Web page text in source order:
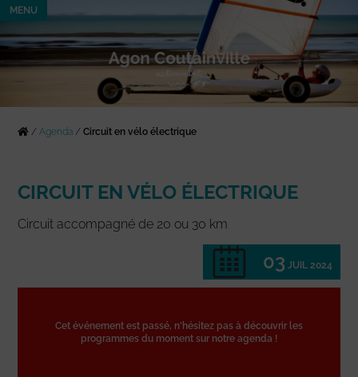
MENU
/Agenda /Circuit en vélo électrique
CIRCUIT EN VÉLO ÉLECTRIQUE
Circuit accompagné de 20 ou 30 km
03 JUIL 2024
Cet événement est passé, n'hésitez pas à découvrir les
programmes du moment sur notre agenda !